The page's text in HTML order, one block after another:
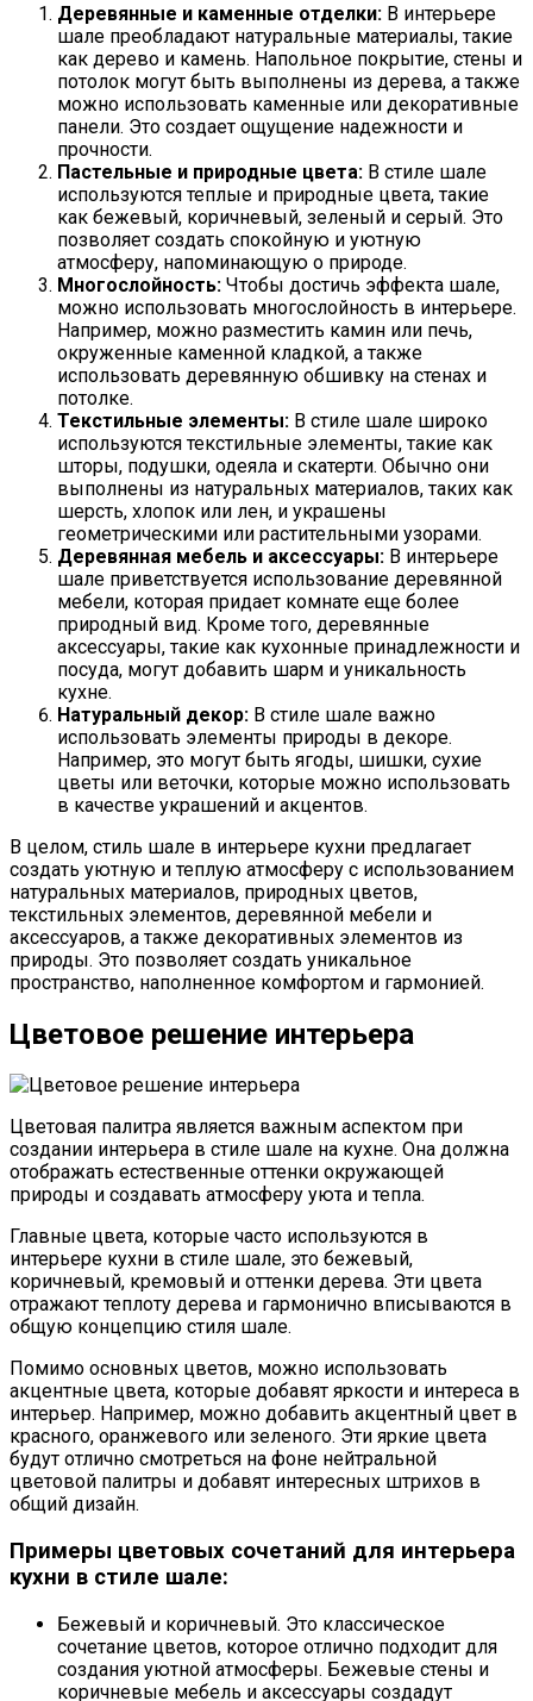
Деревянные и каменные отделки: В интерьере
шале преобладают натуральные материалы, такие
как дерево и камень. Напольное покрытие, стены и
потолок могут быть выполнены из дерева, а также
можно использовать каменные или декоративные
панели. Это создает ощущение надежности и
прочности.
Пастельные и природные цвета: В стиле шале
используются теплые и природные цвета, такие
как бежевый, коричневый, зеленый и серый. Это
позволяет создать спокойную и уютную
атмосферу, напоминающую о природе.
Многослойность: Чтобы достичь эффекта шале,
можно использовать многослойность в интерьере.
Например, можно разместить камин или печь,
окруженные каменной кладкой, а также
использовать деревянную обшивку на стенах и
потолке.
Текстильные элементы: В стиле шале широко
используются текстильные элементы, такие как
шторы, подушки, одеяла и скатерти. Обычно они
выполнены из натуральных материалов, таких как
шерсть, хлопок или лен, и украшены
геометрическими или растительными узорами.
Деревянная мебель и аксессуары: В интерьере
шале приветствуется использование деревянной
мебели, которая придает комнате еще более
природный вид. Кроме того, деревянные
аксессуары, такие как кухонные принадлежности и
посуда, могут добавить шарм и уникальность
кухне.
Натуральный декор: В стиле шале важно
использовать элементы природы в декоре.
Например, это могут быть ягоды, шишки, сухие
цветы или веточки, которые можно использовать
в качестве украшений и акцентов.
В целом, стиль шале в интерьере кухни предлагает
создать уютную и теплую атмосферу с использованием
натуральных материалов, природных цветов,
текстильных элементов, деревянной мебели и
аксессуаров, а также декоративных элементов из
природы. Это позволяет создать уникальное
пространство, наполненное комфортом и гармонией.
Цветовое решение интерьера
Цветовая палитра является важным аспектом при
создании интерьера в стиле шале на кухне. Она должна
отображать естественные оттенки окружающей
природы и создавать атмосферу уюта и тепла.
Главные цвета, которые часто используются в
интерьере кухни в стиле шале, это бежевый,
коричневый, кремовый и оттенки дерева. Эти цвета
отражают теплоту дерева и гармонично вписываются в
общую концепцию стиля шале.
Помимо основных цветов, можно использовать
акцентные цвета, которые добавят яркости и интереса в
интерьер. Например, можно добавить акцентный цвет в
красного, оранжевого или зеленого. Эти яркие цвета
будут отлично смотреться на фоне нейтральной
цветовой палитры и добавят интересных штрихов в
общий дизайн.
Примеры цветовых сочетаний для интерьера
кухни в стиле шале:
Бежевый и коричневый. Это классическое
сочетание цветов, которое отлично подходит для
создания уютной атмосферы. Бежевые стены и
коричневые мебель и аксессуары создадут